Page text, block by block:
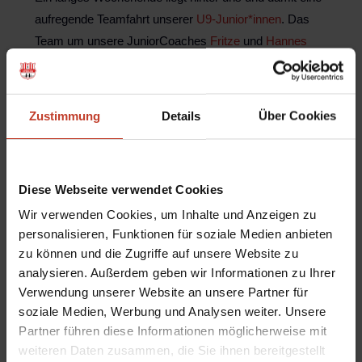
Zustimmung Details Über Cookies
Diese Webseite verwendet Cookies
Wir verwenden Cookies, um Inhalte und Anzeigen zu
personalisieren, Funktionen für soziale Medien anbieten
zu können und die Zugriffe auf unsere Website zu
analysieren. Außerdem geben wir Informationen zu Ihrer
Verwendung unserer Website an unsere Partner für
soziale Medien, Werbung und Analysen weiter. Unsere
Partner führen diese Informationen möglicherweise mit
weiteren Daten zusammen, die Sie ihnen bereitgestellt
aufregende Teamfahrt unserer U9-Junior*innen. Das
Team um unsere JuniorCoaches Fritzeund Hannes
und das Trainer*innen-Team
hat sich
am Donnerstag auf den Weg nach Köln gemacht. Und
es stand einiges auf dem Programm der Mädchen und
RheinEnergieStadion, um dem DFB-Pokalfinale der
Frauenteam des SC Freiburg standen sich gegenüber
und boten sich bei bestem Wetter, toller Stimmung und
ausverkaufter Kulisse ein spannendes, aber am Ende
eindeutiges Spiel.
Der Freitag begann dann mit etwas Fußball im
nahegelegenen Park, ehe es am Nachmittag dann